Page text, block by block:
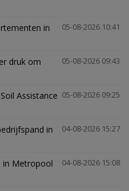
05-08-2026 10:41
in
05-08-2026 09:43
druk om
05-08-2026 09:25
Assistance
04-08-2026 15:27
in
04-08-2026 15:08
in Metropool